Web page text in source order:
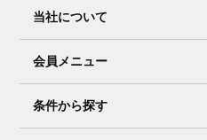
当社について
会員メニュー
条件から探す